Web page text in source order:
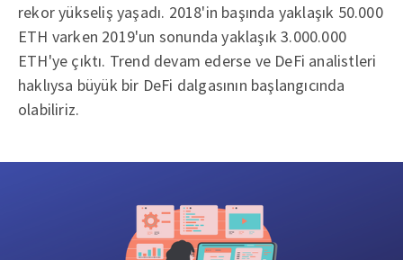
rekor yükseliş yaşadı. 2018'in başında yaklaşık 50.000
ETH varken 2019'un sonunda yaklaşık 3.000.000
ETH'ye çıktı. Trend devam ederse ve DeFi analistleri
haklıysa büyük bir DeFi dalgasının başlangıcında
olabiliriz.